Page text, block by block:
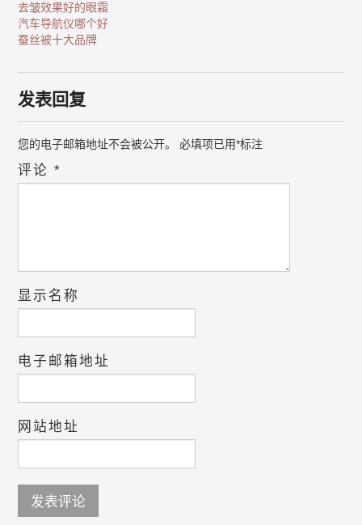
去皱效果好的眼霜
汽车导航仪哪个好
蚕丝被十大品牌
发表回复
您的电子邮箱地址不会被公开。 必填项已用*标注
评论*
显示名称
电子邮箱地址
网站地址